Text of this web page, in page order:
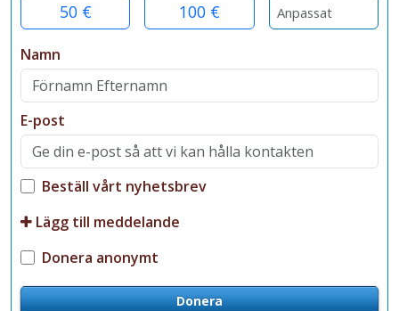
50 € 100 €
Namn
E-post
Beställ vårt nyhetsbrev
Lägg till meddelande
Donera anonymt
Donera